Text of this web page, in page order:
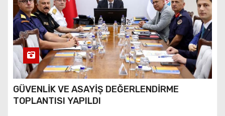
GÜVENLİK VE ASAYİŞ DEĞERLENDİRME
TOPLANTISI YAPILDI